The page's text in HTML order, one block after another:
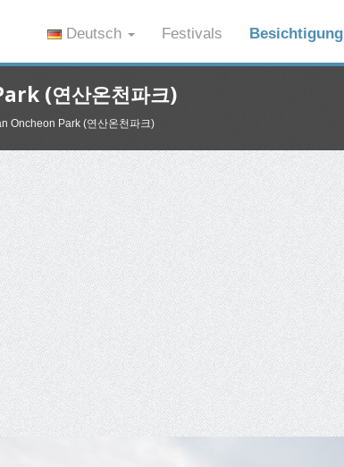
Deutsch Festivals Besichtigung
(연산온천파크)
Oncheon Park (연산온천파크)